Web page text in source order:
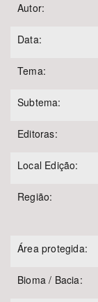
Autor:
Data:
Tema:
Subtema:
Editoras:
Local Edição:
Região:
Área protegida:
Bioma / Bacia: